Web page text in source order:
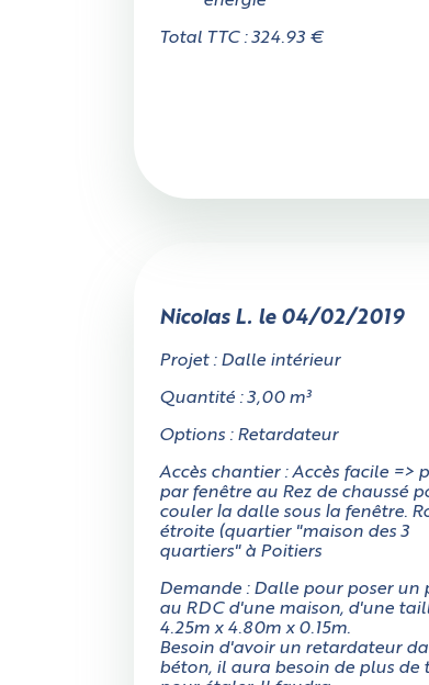
Total TTC : 324.93 €
Nicolas L. le 04/02/2019
Projet : Dalle intérieur
Quantité : 3,00 m³
Options : Retardateur
Accès chantier : Accès facile =>
par fenêtre au Rez de chaussé
couler la dalle sous la fenêtre.
étroite (quartier "maison des 3
quartiers" à Poitiers
Demande : Dalle pour poser un
au RDC d'une maison, d'une
4.25m x 4.80m x 0.15m.
Besoin d'avoir un retardateur
béton, il aura besoin de plus de